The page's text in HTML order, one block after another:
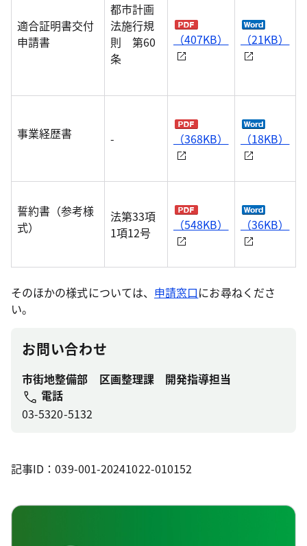
適合証明書交付
申請書
都市計画
法施行規
則 第60
条
（407KB） （21KB）
事業経歴書 - （368KB） （18KB）
誓約書（参考様
式）
法第33項
1項12号
（548KB） （36KB）
そのほかの様式については、 申請窓口にお尋ねくださ
い。
お問い合わせ
市街地整備部 区画整理課 開発指導担当
電話
03-5320-5132
記事ID：039-001-20241022-010152